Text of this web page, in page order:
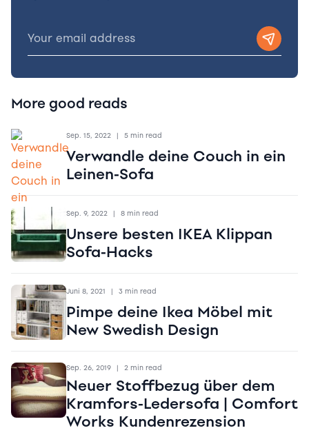
More good reads
Sep. 15, 2022 | 5 min read
Verwandle deine Couch in ein
Leinen-Sofa
Sep. 9, 2022 | 8 min read
Unsere besten IKEA Klippan
Sofa-Hacks
Juni 8, 2021 | 3 min read
Pimpe deine Ikea Möbel mit
New Swedish Design
Sep. 26, 2019 | 2 min read
Neuer Stoffbezug über dem
Kramfors-Ledersofa | Comfort
Works Kundenrezension